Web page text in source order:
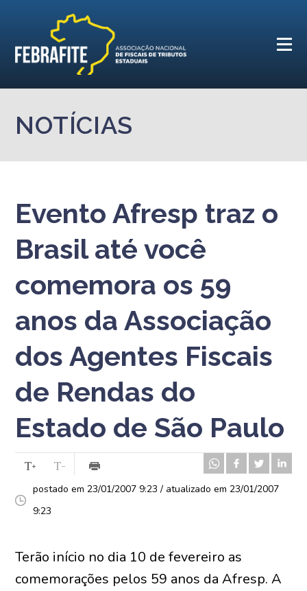
NOTÍCIAS
Evento Afresp traz o
Brasil até você
comemora os 59
anos da Associação
dos Agentes Fiscais
de Rendas do
Estado de São Paulo
postado em 23/01/2007 9:23 / atualizado em 23/01/2007
9:23
Terão início no dia 10 de fevereiro as
comemorações pelos 59 anos da Afresp. A